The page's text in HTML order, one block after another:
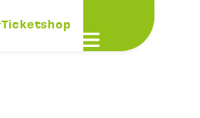
Ticketshop Open main